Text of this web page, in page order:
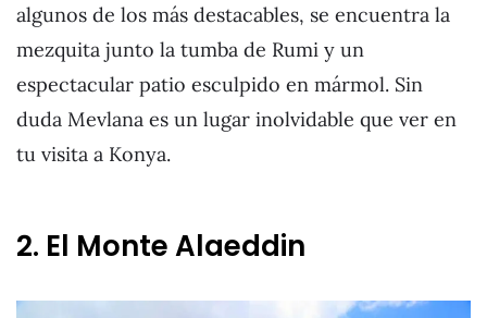
algunos de los más destacables, se encuentra la
mezquita junto la tumba de Rumi y un
espectacular patio esculpido en mármol. Sin
duda Mevlana es un lugar inolvidable que ver en
tu visita a Konya.
2. El Monte Alaeddin